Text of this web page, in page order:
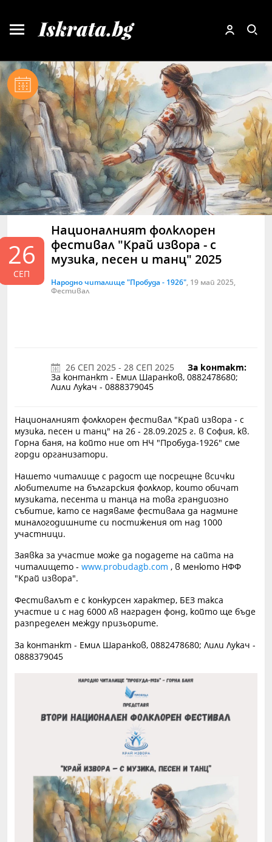
Националният фолклорен
фестивал "Край извора - с
музика, песен и танц" 2025
26
СЕП
Народно читалище "Пробуда - 1926", 19 май 2025,
Фестивал
26 СЕП 2025 - 28 СЕП 2025
За контакт:
За контанкт - Емил Шаранков, 0882478680;
Лили Лукач - 0888379045
Националният фолклорен фестивал "Край извора - с
музика, песен и танц" на 26 - 28.09.2025 г. в София, кв.
Горна баня, на който ние от НЧ "Пробуда-1926" сме
горди организатори.
Нашето читалище с радост ще посрещне всички
любителите на българския фолклор, които обичат
музиката, песента и танца на това грандиозно
събитие, като се надяваме фестивала да надмине
миналогодишните си постижения от над 1000
участници.
Заявка за участие може да подадете на сайта на
читалището - www.probudagb.com , в менюто НФФ
"Край извора".
Фестивалът е с конкурсен характер, БЕЗ такса
участие и с над 6000 лв награден фонд, който ще бъде
разпределен между призьорите.
За контанкт - Емил Шаранков, 0882478680; Лили Лукач -
0888379045